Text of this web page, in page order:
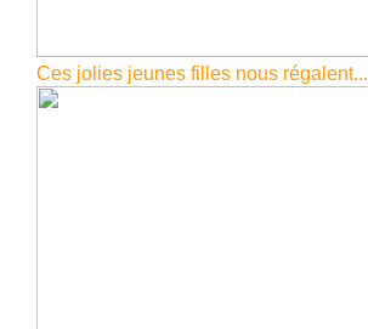
Ces jolies jeunes filles nous régalent...